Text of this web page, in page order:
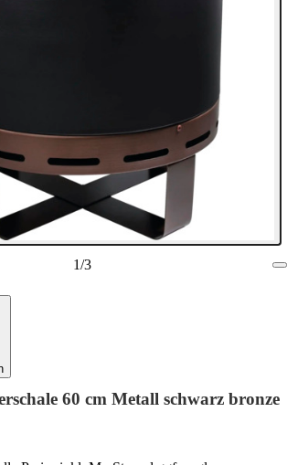
1/3
60 cm Metall schwarz bronze